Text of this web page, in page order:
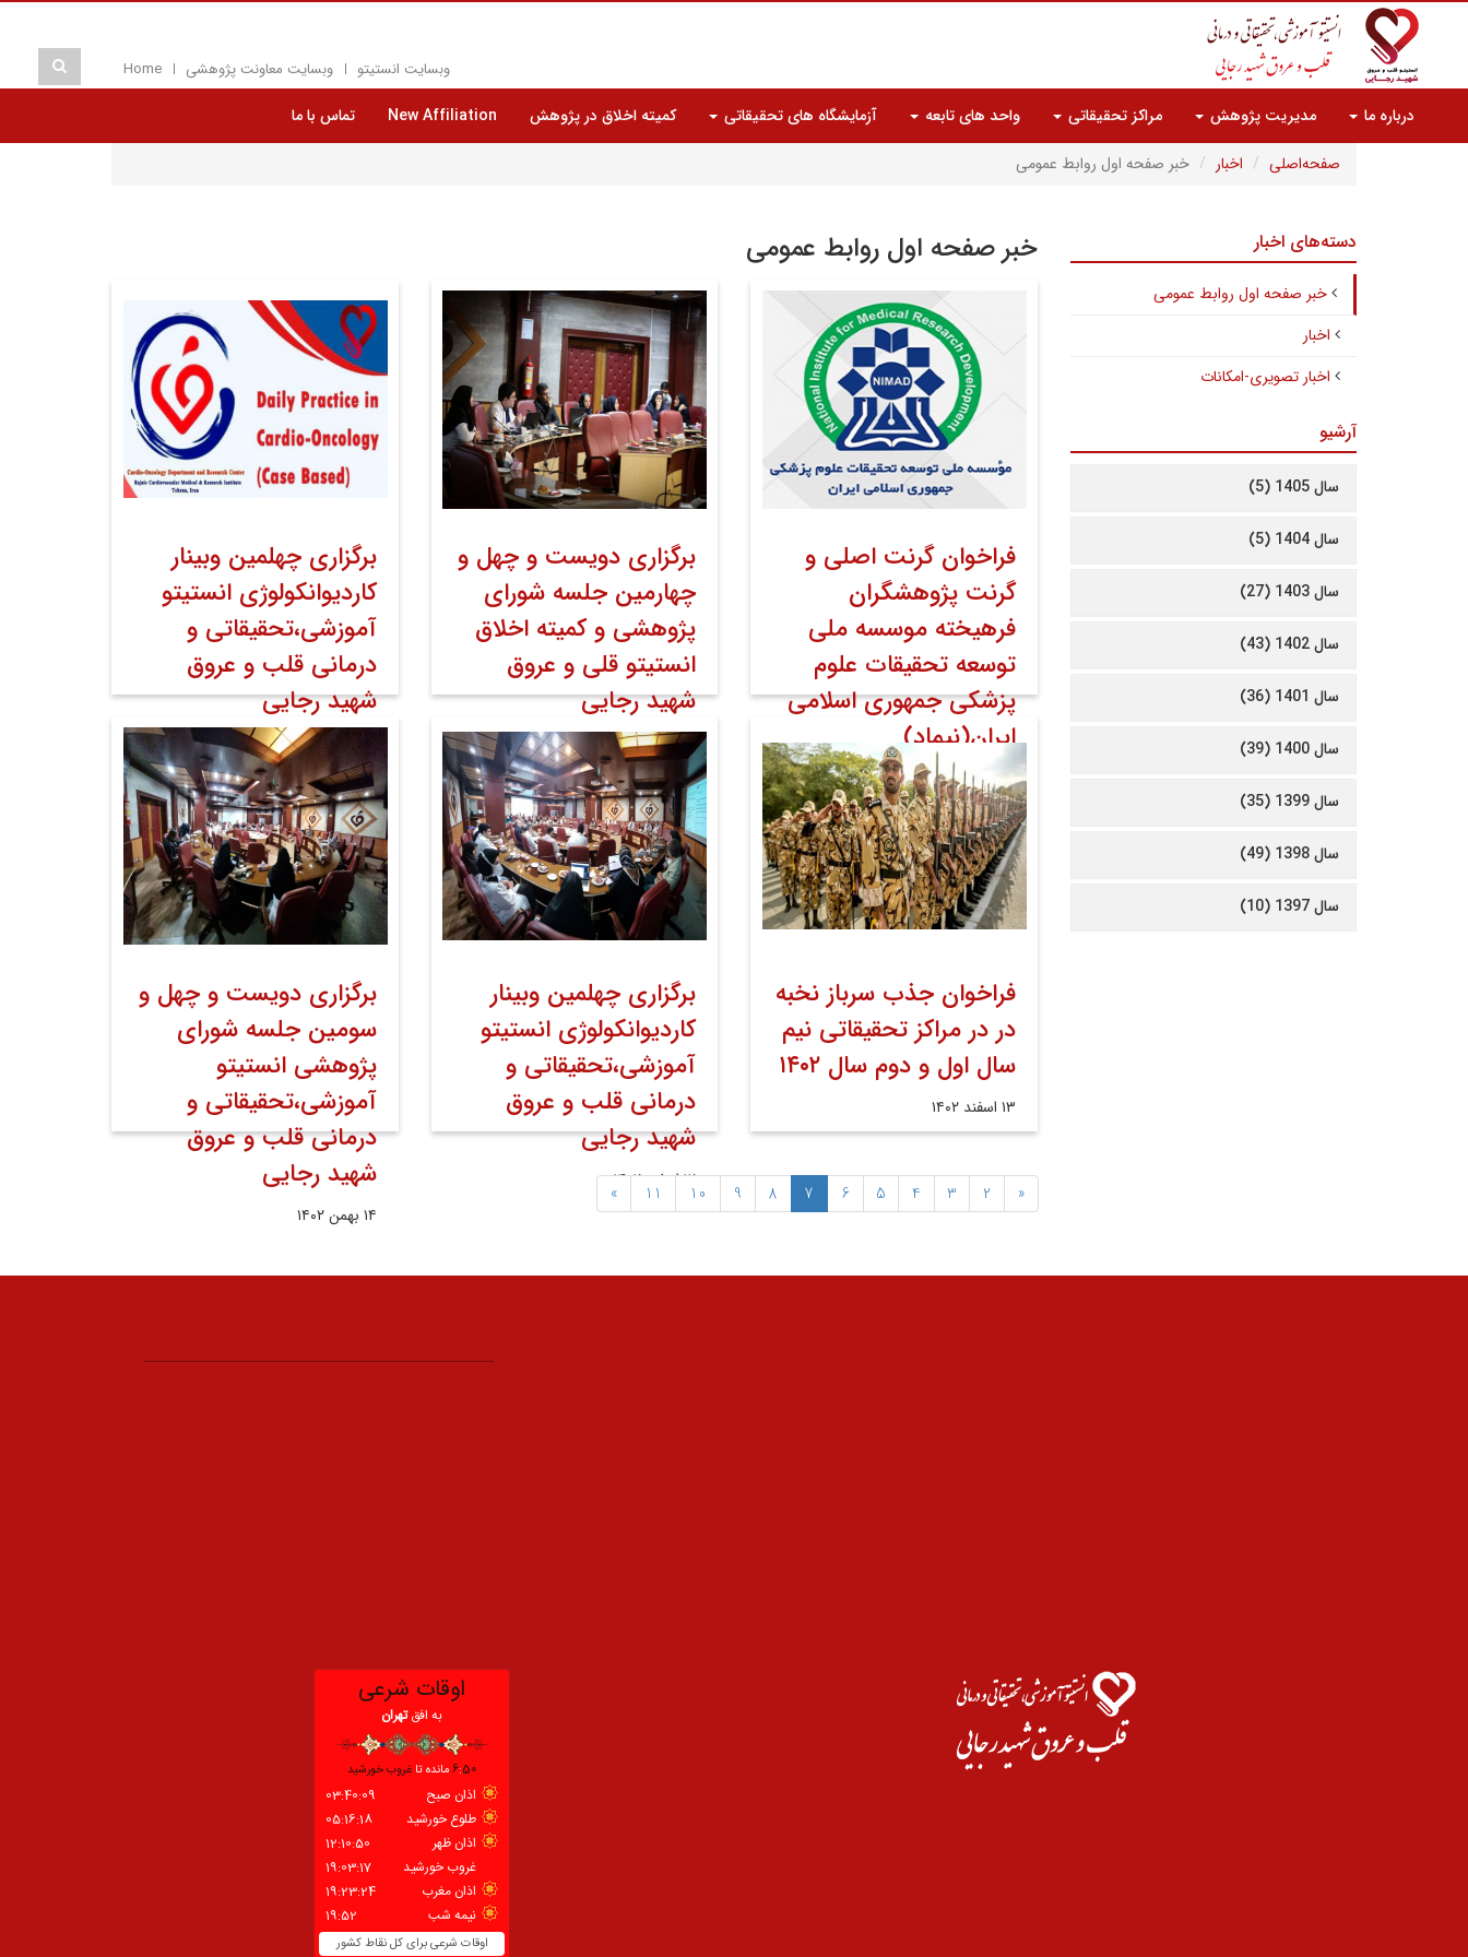
وبسایت انستیتو وبسایت معاونت پژوهشی Home
درباره ما مدیریت پژوهش مراکز تحقیقاتی واحد های تابعه آزمایشگاه های تحقیقاتی کمیته اخلاق در پژوهش New Affiliation
تماس با ما
صفحه‌اصلی
اخبار خبر صفحه اول روابط عمومی
خبر صفحه اول روابط عمومی
فراخوان گرنت اصلی و
گرنت پژوهشگران
فرهیخته موسسه ملی
توسعه تحقیقات علوم
پزشکی جمهوری اسلامی
ایران(نیماد)
۲۸ فروردین ۱۴۰۳
برگزاری دویست­ و چهل و
چهارمین جلسه شورای
پژوهشی و کمیته اخلاق
انستیتو قلی و عروق
شهید رجایی
۲۱ اسفند ۱۴۰۲
برگزاری چهلمین وبینار
کاردیوانکولوژی انستیتو
آموزشی،تحقیقاتی و
درمانی قلب و عروق
شهید رجایی
فراخوان جذب سرباز نخبه
در در مراکز تحقیقاتی نیم
سال اول و دوم سال ۱۴۰۲
۱۳ اسفند ۱۴۰۲
برگزاری چهلمین وبینار
کاردیوانکولوژی انستیتو
آموزشی،تحقیقاتی و
درمانی قلب و عروق
شهید رجایی
۱۲ اسفند ۱۴۰۲
برگزاری دویست­ و چهل و
سومین جلسه شورای
پژوهشی انستیتو
آموزشی،تحقیقاتی و
درمانی قلب و عروق
شهید رجایی
۱۴ بهمن ۱۴۰۲
«
2
3
4
5
6
7
8
9
10
11
»
دسته‌های اخبار
خبر صفحه اول روابط عمومی
اخبار
اخبار تصویری-امکانات
آرشیو
سال 1405 (5)
سال 1404 (5)
سال 1403 (27)
سال 1402 (43)
سال 1401 (36)
سال 1400 (39)
سال 1399 (35)
سال 1398 (49)
سال 1397 (10)